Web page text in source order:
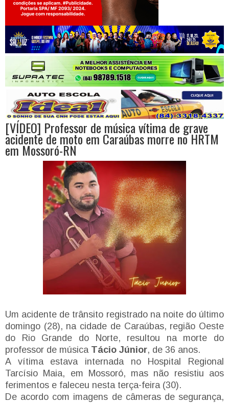
Jogue com responsabilidade. 18+
[VÍDEO] Professor de música vítima de grave
acidente de moto em Caraúbas morre no HRTM
em Mossoró-RN
Um acidente de trânsito registrado na noite do último
domingo (28), na cidade de Caraúbas, região Oeste
do Rio Grande do Norte, resultou na morte do
professor de música Tácio Júnior, de 36 anos.
A vítima estava internada no Hospital Regional
Tarcísio Maia, em Mossoró, mas não resistiu aos
ferimentos e faleceu nesta terça-feira (30).
De acordo com imagens de câmeras de segurança,